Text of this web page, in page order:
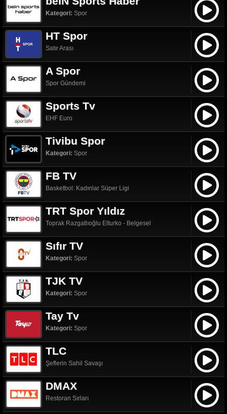
Kategori: Spor
HT Spor
Satır Arası
A Spor
Spor Gündemi
Sports Tv
EHF Euro
Tivibu Spor
Kategori: Spor
FB TV
Basketbol: Kadınlar Süper Ligi
TRT Spor Yıldız
Toprak Razgatlıoğlu Elturko - Belgesel
Sıfır TV
Kategori: Spor
TJK TV
Kategori: Spor
Tay Tv
Kategori: Spor
TLC
Şeflerin Sahil Savaşı
DMAX
Restoran Sırları